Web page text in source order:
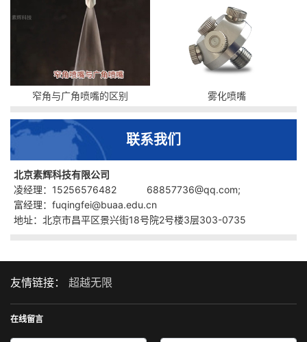
窄角与广角喷嘴的区别 雾化喷嘴
联系我们
北京素辉科技有限公司
凌经理：15256576482 68857736@qq.com;
富经理：fuqingfei@buaa.edu.cn
地址：北京市昌平区景兴街18号院2号楼3层303-0735
友情链接： 超越无限
在线留言